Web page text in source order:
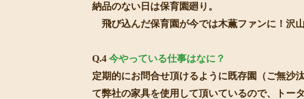
納品のない日は保育園廻り。
飛び込んだ保育園が今では木薫ファンに！沢
Q.4 今やっている仕事はなに？
定期的にお問合せ頂けるように既存園（ご無沙
て弊社の家具を使用して頂いているので、トー